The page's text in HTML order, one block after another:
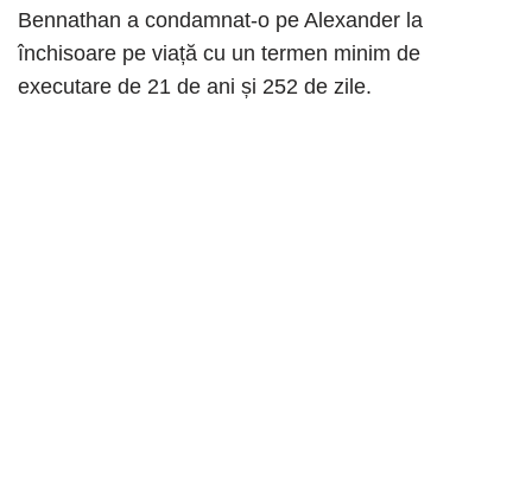
Bennathan a condamnat-o pe Alexander la
închisoare pe viață cu un termen minim de
executare de 21 de ani și 252 de zile.